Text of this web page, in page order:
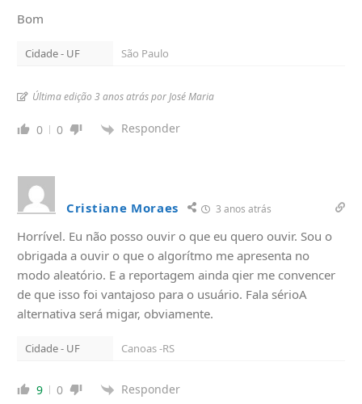
Bom
Cidade - UF São Paulo
Última edição 3 anos atrás por José Maria
0 0 Responder
Cristiane Moraes 3 anos atrás
Horrível. Eu não posso ouvir o que eu quero ouvir. Sou o
obrigada a ouvir o que o algorítmo me apresenta no
modo aleatório. E a reportagem ainda qier me convencer
de que isso foi vantajoso para o usuário. Fala sérioA
alternativa será migar, obviamente.
Cidade - UF Canoas -RS
9 0 Responder